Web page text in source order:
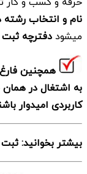
نام و انتخاب رشته
میشوددفترچه ثبت
همچنین فارغ
به اشتغال در
کاربردی امیدوار
بیشتر بخوانید: